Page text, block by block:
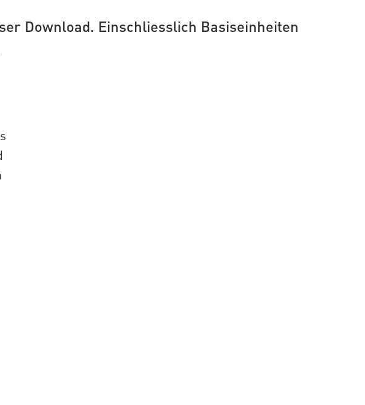
Download. Einschliesslich Basiseinheiten